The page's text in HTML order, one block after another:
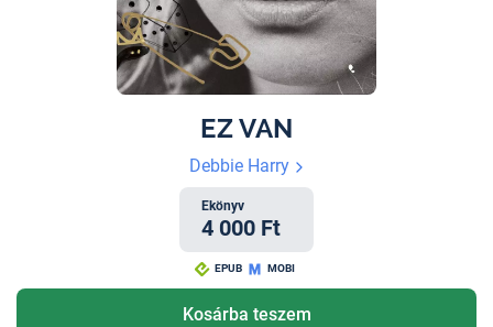
EZ VAN
Debbie Harry
Ekönyv
4 000 Ft
EPUB MOBI
Kosárba teszem